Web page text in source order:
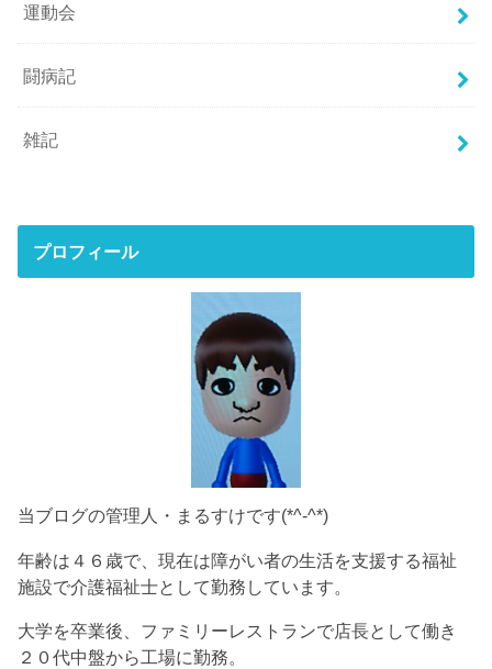
運動会
闘病記
雑記
プロフィール
当ブログの管理人・まるすけです(*^-^*)
年齢は４６歳で、現在は障がい者の生活を支援する福祉
施設で介護福祉士として勤務しています。
大学を卒業後、ファミリーレストランで店長として働き
２０代中盤から工場に勤務。